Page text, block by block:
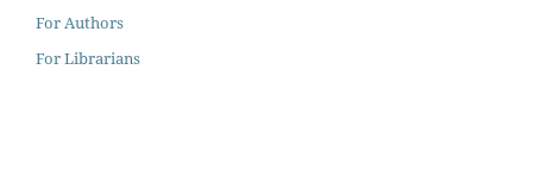
For Authors
For Librarians